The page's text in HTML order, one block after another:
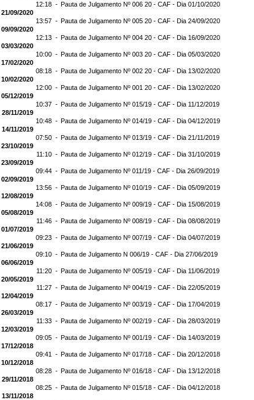
12:18 - Pauta de Julgamento Nº 006 20 - CAF - Dia 01/10/2020
21/09/2020
13:57 - Pauta de Julgamento Nº 005 20 - CAF - Dia 24/09/2020
09/09/2020
12:13 - Pauta de Julgamento Nº 004 20 - CAF - Dia 16/09/2020
03/03/2020
10:00 - Pauta de Julgamento Nº 003 20 - CAF - Dia 05/03/2020
17/02/2020
08:18 - Pauta de Julgamento Nº 002 20 - CAF - Dia 13/02/2020
10/02/2020
12:00 - Pauta de Julgamento Nº 001 20 - CAF - Dia 13/02/2020
05/12/2019
10:37 - Pauta de Julgamento Nº 015/19 - CAF - Dia 11/12/2019
28/11/2019
10:48 - Pauta de Julgamento Nº 014/19 - CAF - Dia 04/12/2019
14/11/2019
07:50 - Pauta de Julgamento Nº 013/19 - CAF - Dia 21/11/2019
23/10/2019
11:10 - Pauta de Julgamento Nº 012/19 - CAF - Dia 31/10/2019
23/09/2019
09:44 - Pauta de Julgamento Nº 011/19 - CAF - Dia 26/09/2019
02/09/2019
13:56 - Pauta de Julgamento Nº 010/19 - CAF - Dia 05/09/2019
12/08/2019
14:08 - Pauta de Julgamento Nº 009/19 - CAF - Dia 15/08/2019
05/08/2019
11:46 - Pauta de Julgamento Nº 008/19 - CAF - Dia 08/08/2019
01/07/2019
09:23 - Pauta de Julgamento Nº 007/19 - CAF - Dia 04/07/2019
21/06/2019
09:10 - Pauta de Julgamento N 006/19 - CAF - Dia 27/06/2019
06/06/2019
11:20 - Pauta de Julgamento Nº 005/19 - CAF - Dia 11/06/2019
20/05/2019
11:27 - Pauta de Julgamento Nº 004/19 - CAF - Dia 22/05/2019
12/04/2019
08:17 - Pauta de Julgamento Nº 003/19 - CAF - Dia 17/04/2019
26/03/2019
11:33 - Pauta de Julgamento Nº 002/19 - CAF - Dia 28/03/2019
12/03/2019
09:05 - Pauta de Julgamento Nº 001/19 - CAF - Dia 14/03/2019
17/12/2018
09:41 - Pauta de Julgamento Nº 017/18 - CAF - Dia 20/12/2018
10/12/2018
08:28 - Pauta de Julgamento Nº 016/18 - CAF - Dia 13/12/2018
29/11/2018
08:25 - Pauta de Julgamento Nº 015/18 - CAF - Dia 04/12/2018
13/11/2018